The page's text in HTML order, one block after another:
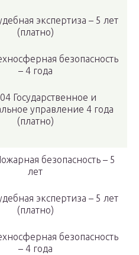
экспертиза – 5 лет
(платно)
безопасность
– 4 года
Государственное и
управление 4 года
(платно)
безопасность – 5
лет
экспертиза – 5 лет
(платно)
безопасность
– 4 года